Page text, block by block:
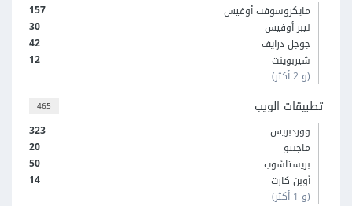
157
مايكروسوفت أوفيس
30
ليبر أوفيس
42
جوجل درايف
12
شيربوينت
(و 2 أكثر)
465 تطبيقات الويب
323
ووردبريس
20
ماجنتو
50
بريستاشوب
14
أوبن كارت
(و 1 أكثر)